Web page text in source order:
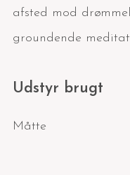
afsted mod
groundende
Udstyr brugt
Måtte